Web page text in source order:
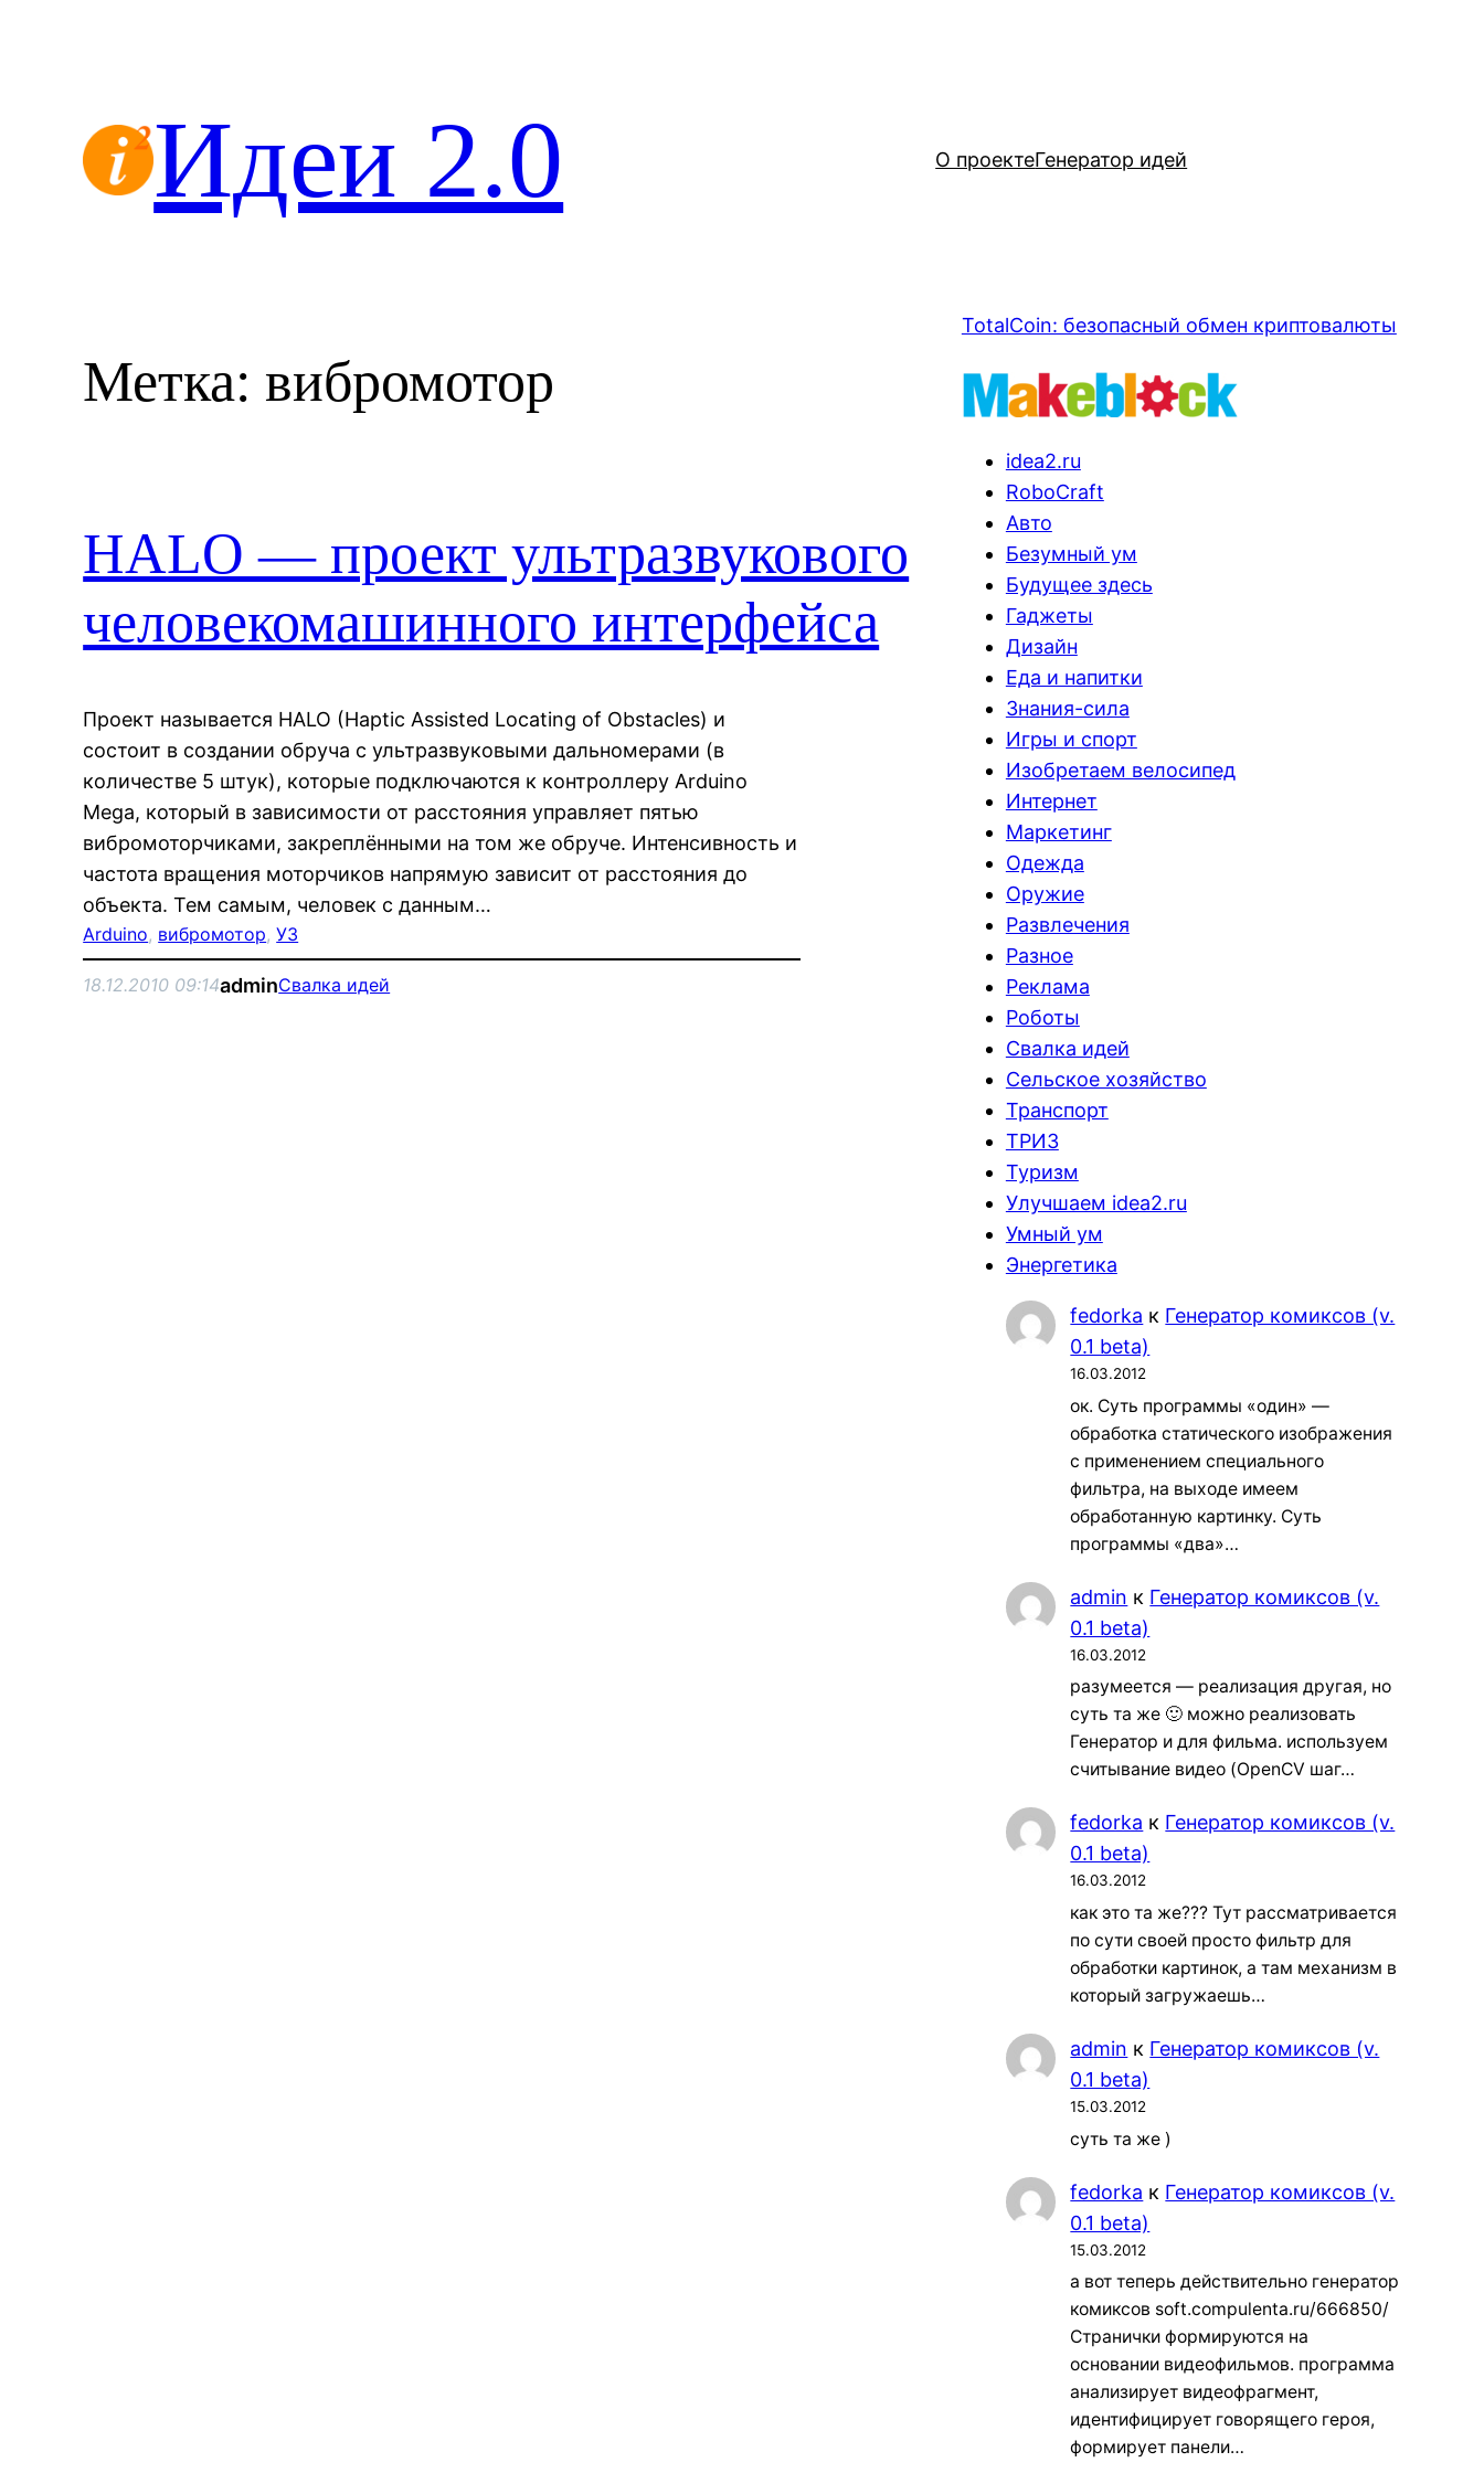
Идеи 2.0 О проектеГенератор идей
Метка: вибромотор
HALO — проект ультразвукового
человекомашинного интерфейса
Проект называется HALO (Haptic Assisted Locating of Obstacles) и
состоит в создании обруча с ультразвуковыми дальномерами (в
количестве 5 штук), которые подключаются к контроллеру Arduino
Mega, который в зависимости от расстояния управляет пятью
вибромоторчиками, закреплёнными на том же обруче. Интенсивность и
частота вращения моторчиков напрямую зависит от расстояния до
объекта. Тем самым, человек с данным…
Arduino, вибромотор, УЗ
18.12.2010 09:14adminСвалка идей
TotalCoin: безопасный обмен криптовалюты
idea2.ru
RoboCraft
Авто
Безумный ум
Будущее здесь
Гаджеты
Дизайн
Еда и напитки
Знания-сила
Игры и спорт
Изобретаем велосипед
Интернет
Маркетинг
Одежда
Оружие
Развлечения
Разное
Реклама
Роботы
Свалка идей
Сельское хозяйство
Транспорт
ТРИЗ
Туризм
Улучшаем idea2.ru
Умный ум
Энергетика
fedorka к Генератор комиксов (v.
0.1 beta)
16.03.2012
ок. Суть программы «один» —
обработка статического изображения
с применением специального
фильтра, на выходе имеем
обработанную картинку. Суть
программы «два»…
admin к Генератор комиксов (v.
0.1 beta)
16.03.2012
разумеется — реализация другая, но
суть та же 🙂 можно реализовать
Генератор и для фильма. используем
считывание видео (OpenCV шаг…
fedorka к Генератор комиксов (v.
0.1 beta)
16.03.2012
как это та же??? Тут рассматривается
по сути своей просто фильтр для
обработки картинок, а там механизм в
который загружаешь…
admin к Генератор комиксов (v.
0.1 beta)
15.03.2012
суть та же )
fedorka к Генератор комиксов (v.
0.1 beta)
15.03.2012
а вот теперь действительно генератор
комиксов soft.compulenta.ru/666850/
Странички формируются на
основании видеофильмов. программа
анализирует видеофрагмент,
идентифицирует говорящего героя,
формирует панели…